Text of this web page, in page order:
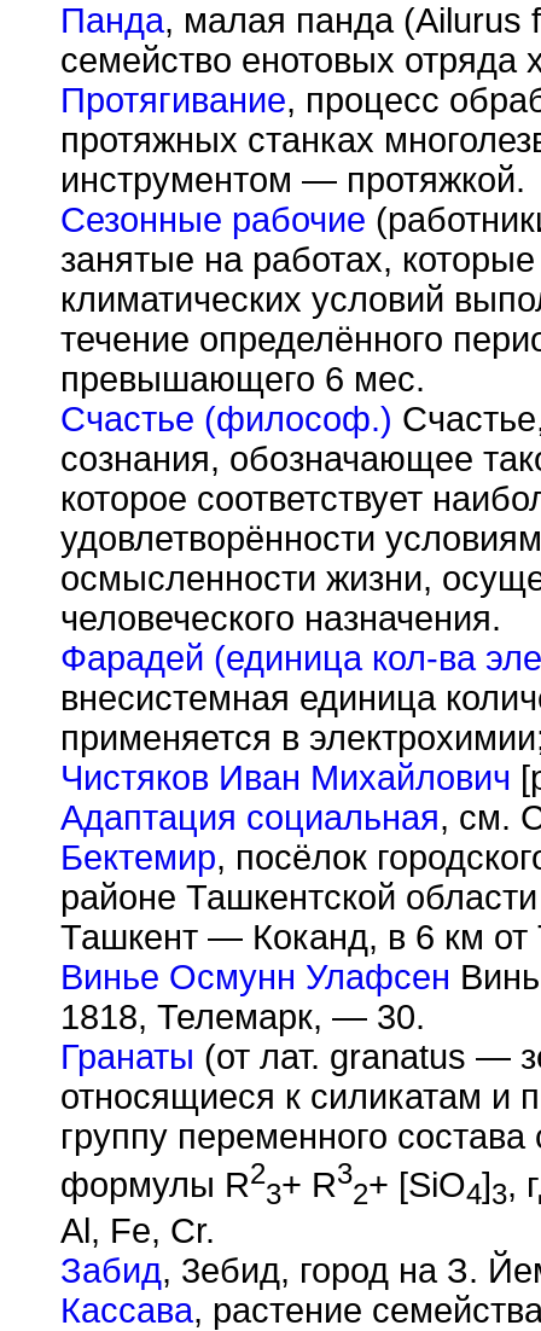
Панда, малая панда (Ailurus
семейство енотовых отряда
Протягивание, процесс
протяжных станках
инструментом — протяжкой.
Сезонные рабочие
занятые на работах,
климатических условий
течение определённого
превышающего 6 мес.
Счастье (философ.)
сознания, обозначающее
которое соответствует
удовлетворённости
осмысленности жизни,
человеческого назначения.
Фарадей (единица кол-ва
внесистемная единица
применяется в
Чистяков Иван Михайлович
Адаптация социальная, см.
Бектемир, посёлок
районе Ташкентской
Ташкент — Коканд, в 6 км от
Винье Осмунн Улафсен
1818, Телемарк, — 30.
Гранаты (от лат. granatus —
относящиеся к силикатам
группу переменного
формулы R2
3+ R3
2+ [SiO4]3,
Al, Fe, Cr.
Забид, 3ебид, город на З.
Кассава, растение